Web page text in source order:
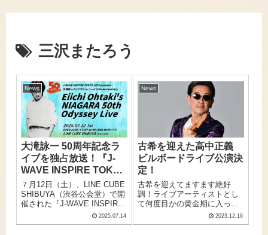
三沢またろう
News
大滝詠一 50周年記念ラ
イブを独占放送！『J-
WAVE INSPIRE TOKYO
2025大滝詠一「ナイア
ガラ・レコード」50周年
記念ライブ』
７月12日（土）、LINE CUBE
SHIBUYA（渋谷公会堂）で開
催された『J-WAVE INSPIRE
TOKYO 2025 supported by
Expedia presents 大滝詠一ナ
2025.07.14
News
古希を迎えた高中正義
ビルボードライブ公演決
定！
古希を迎えてますます絶好
調！ライブアーティストとし
て何度目かの黄金期に入って
いるギタリスト高中正義が ビ
ルボードライブ公演決定！
2023.12.16